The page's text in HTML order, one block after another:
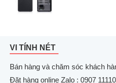
VI TÍNH NÉT
Bán hàng và chăm sóc khách
Đặt hàng online Zalo : 0907